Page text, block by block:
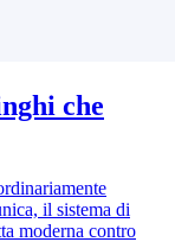
che
il sistema di
moderna contro